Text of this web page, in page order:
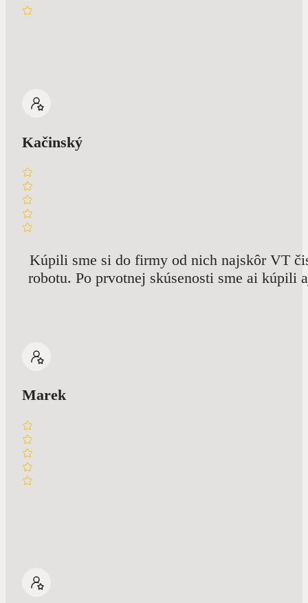
Kačinský
Kúpili sme si do firmy od nich najskôr VT
robotu. Po prvotnej skúsenosti sme ai kúpili
Marek